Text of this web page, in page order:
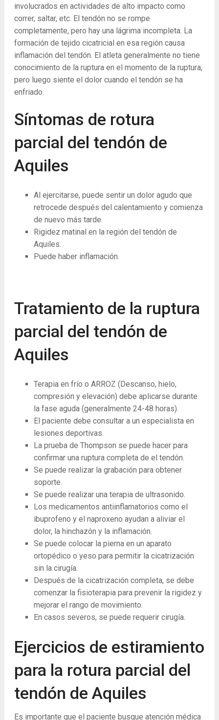
involucrados en actividades de alto impacto como
correr, saltar, etc. El tendón no se rompe
completamente, pero hay una lágrima incompleta. La
formación de tejido cicatricial en esa región causa
inflamación del tendón. El atleta generalmente no tiene
conocimiento de la ruptura en el momento de la ruptura,
pero luego siente el dolor cuando el tendón se ha
enfriado.
Síntomas de rotura
parcial del tendón de
Aquiles
Al ejercitarse, puede sentir un dolor agudo que
retrocede después del calentamiento y comienza
de nuevo más tarde.
Rigidez matinal en la región del tendón de
Aquiles.
Puede haber inflamación.
Tratamiento de la ruptura
parcial del tendón de
Aquiles
Terapia en frío o ARROZ (Descanso, hielo,
compresión y elevación) debe aplicarse durante
la fase aguda (generalmente 24-48 horas).
El paciente debe consultar a un especialista en
lesiones deportivas.
La ​​prueba de Thompson se puede hacer para
confirmar una ruptura completa de el tendón.
Se puede realizar la grabación para obtener
soporte.
Se puede realizar una terapia de ultrasonido.
Los medicamentos antiinflamatorios como el
ibuprofeno y el naproxeno ayudan a aliviar el
dolor, la hinchazón y la inflamación.
Se puede colocar la pierna en un aparato
ortopédico o yeso para permitir la cicatrización
sin la cirugía.
Después de la cicatrización completa, se debe
comenzar la fisioterapia para prevenir la rigidez y
mejorar el rango de movimiento.
En casos severos, se puede requerir cirugía.
Ejercicios de estiramiento
para la rotura parcial del
tendón de Aquiles
Es importante que el paciente busque atención médica